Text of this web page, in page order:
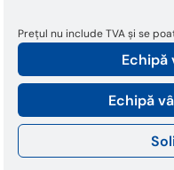
start
One
Accessibility
Echipă
Echipă
Prețul nu include TVA și se